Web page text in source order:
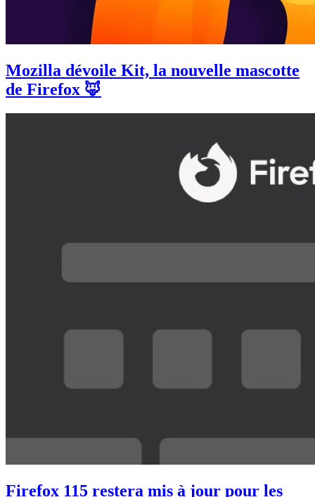
Mozilla dévoile Kit, la nouvelle mascotte
de Firefox 🦊
Firefox 115 restera mis à jour pour les